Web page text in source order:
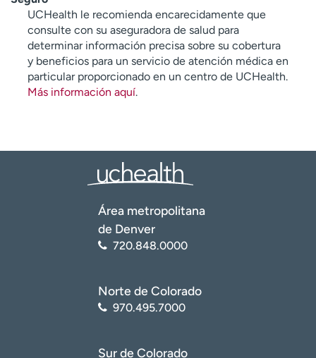
UCHealth le recomienda encarecidamente que
consulte con su aseguradora de salud para
determinar información precisa sobre su cobertura
y beneficios para un servicio de atención médica en
particular proporcionado en un centro de UCHealth.
Más información aquí.
Área metropolitana
de Denver
720.848.0000
Norte de Colorado
970.495.7000
Sur de Colorado